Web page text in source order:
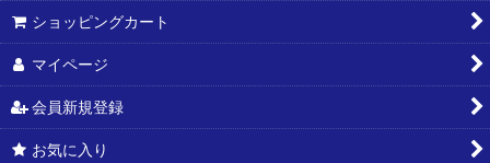
ショッピングカート
マイページ
会員新規登録
お気に入り